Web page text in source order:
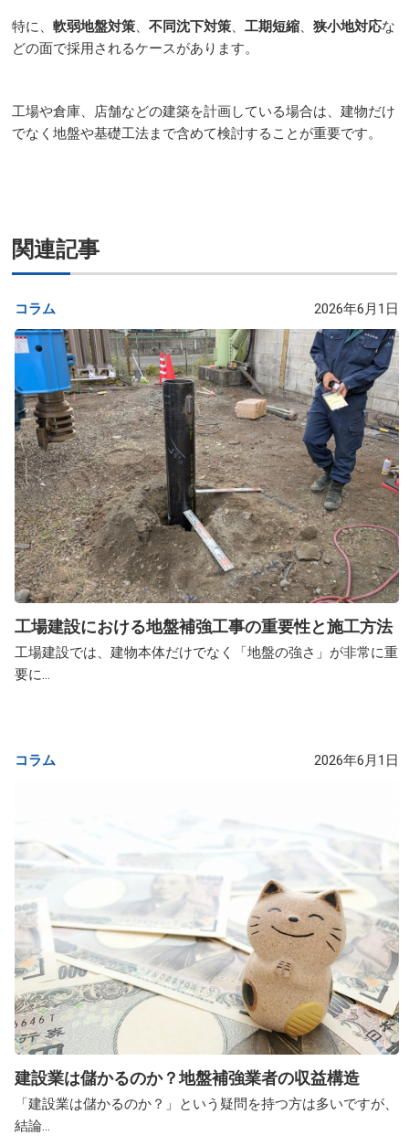
特に、軟弱地盤対策、不同沈下対策、工期短縮、狭小地対応な
どの面で採用されるケースがあります。
工場や倉庫、店舗などの建築を計画している場合は、建物だけ
でなく地盤や基礎工法まで含めて検討することが重要です。
関連記事
コラム 2026年6月1日
工場建設における地盤補強工事の重要性と施工方法
工場建設では、建物本体だけでなく「地盤の強さ」が非常に重
要に...
コラム 2026年6月1日
建設業は儲かるのか？地盤補強業者の収益構造
「建設業は儲かるのか？」という疑問を持つ方は多いですが、
結論...